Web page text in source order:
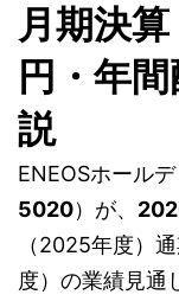
月期決
円・年
説
ENEOSホール
5020）が、
（2025年度）
度）の業績見通